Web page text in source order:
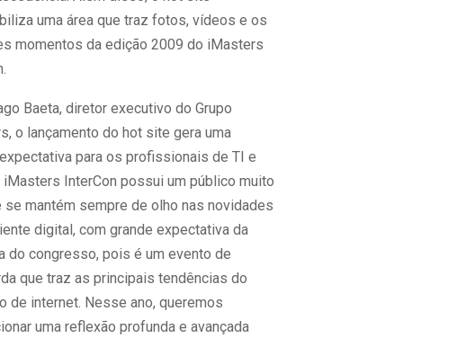
uma área que traz fotos, vídeos e os
momentos da edição 2009 do iMasters
Baeta, diretor executivo do Grupo
o lançamento do hot site gera uma
para os profissionais de TI e
iMasters InterCon possui um público muito
se mantém sempre de olho nas novidades
digital, com grande expectativa da
do congresso, pois é um evento de
que traz as principais tendências do
de internet. Nesse ano, queremos
uma reflexão profunda e avançada